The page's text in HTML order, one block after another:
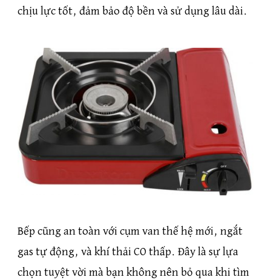
chịu lực tốt, đảm bảo độ bền và sử dụng lâu dài.
Bếp cũng an toàn với cụm van thế hệ mới, ngắt
gas tự động, và khí thải CO thấp. Đây là sự lựa
chọn tuyệt vời mà bạn không nên bỏ qua khi tìm